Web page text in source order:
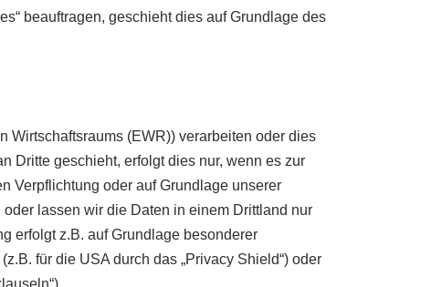
beauftragen, geschieht dies auf Grundlage des
Wirtschaftsraums (EWR)) verarbeiten oder dies
Dritte geschieht, erfolgt dies nur, wenn es zur
Verpflichtung oder auf Grundlage unserer
lassen wir die Daten in einem Drittland nur
erfolgt z.B. auf Grundlage besonderer
für die USA durch das „Privacy Shield“) oder